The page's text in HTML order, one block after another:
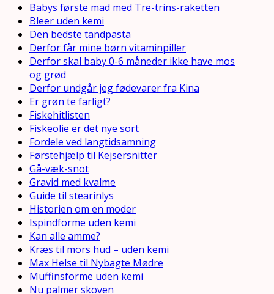
Babys første mad med Tre-trins-raketten
Bleer uden kemi
Den bedste tandpasta
Derfor får mine børn vitaminpiller
Derfor skal baby 0-6 måneder ikke have mos
og grød
Derfor undgår jeg fødevarer fra Kina
Er grøn te farligt?
Fiskehitlisten
Fiskeolie er det nye sort
Fordele ved langtidsamning
Førstehjælp til Kejsersnitter
Gå-væk-snot
Gravid med kvalme
Guide til stearinlys
Historien om en moder
Ispindforme uden kemi
Kan alle amme?
Kræs til mors hud – uden kemi
Max Helse til Nybagte Mødre
Muffinsforme uden kemi
Nu palmer skoven